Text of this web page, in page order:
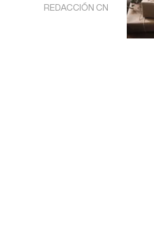
REDACCIÓN CN